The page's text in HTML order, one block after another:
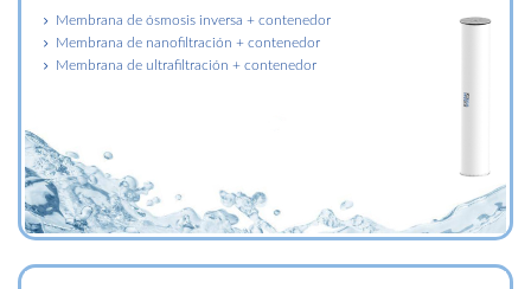
Membrana de ósmosis inversa + contenedor
Membrana de nanofiltración + contenedor
Membrana de ultrafiltración + contenedor